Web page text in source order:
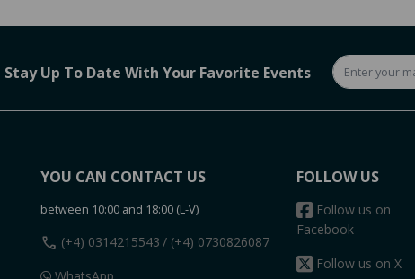
Stay Up To Date With Your Favorite Events
YOU CAN CONTACT US
between 10:00 and 18:00 (L-V)
call (+4) 0314215543 / (+4) 0730826087
FOLLOW US
Follow us on
Facebook
Follow us on X